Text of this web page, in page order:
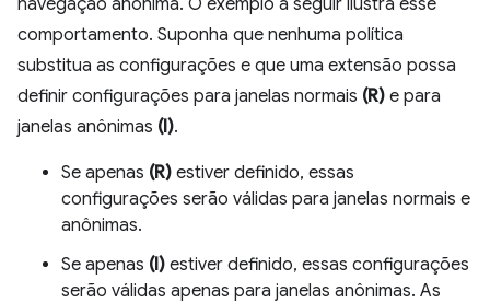
navegação anônima. O exemplo a seguir ilustra esse
comportamento. Suponha que nenhuma política
substitua as configurações e que uma extensão possa
definir configurações para janelas normais (R) e para
janelas anônimas (I).
Se apenas (R) estiver definido, essas
configurações serão válidas para janelas normais e
anônimas.
Se apenas (I) estiver definido, essas configurações
serão válidas apenas para janelas anônimas. As